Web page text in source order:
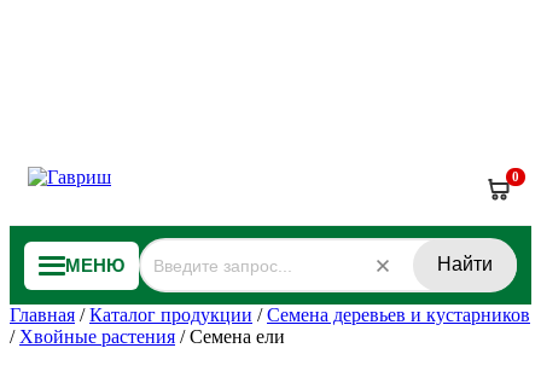
0
МЕНЮ Найти
Главная /Каталог продукции /Семена деревьев и кустарников
/ Хвойные растения /Семена ели